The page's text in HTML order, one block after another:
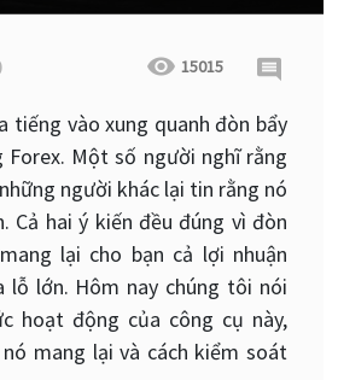
15015
tiếng vào xung quanh đòn bẩy
Một số người nghĩ rằng
người khác lại tin rằng nó
Cả hai ý kiến ​​đều đúng vì đòn
lại cho bạn cả lợi nhuận
lỗ lớn. Hôm nay chúng tôi nói
hoạt động của công cụ này,
mang lại và cách kiểm soát